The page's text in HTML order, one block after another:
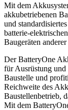
Mit dem
akkubetriebenen
und
batterie-
Baugeräten
Der BatteryOne
für Ausrüstung und
Baustelle und
Reichweite des
Baustellenbetrieb,
Mit dem